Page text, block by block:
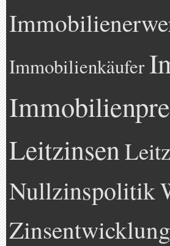
Immobilienkäufer
Leitzinsen
Nullzinspolitik